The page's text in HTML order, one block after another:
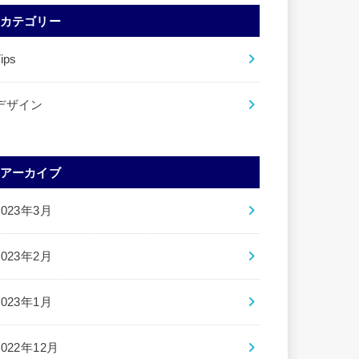
カテゴリー
ザイン
アーカイブ
年3月
年2月
年1月
年12月